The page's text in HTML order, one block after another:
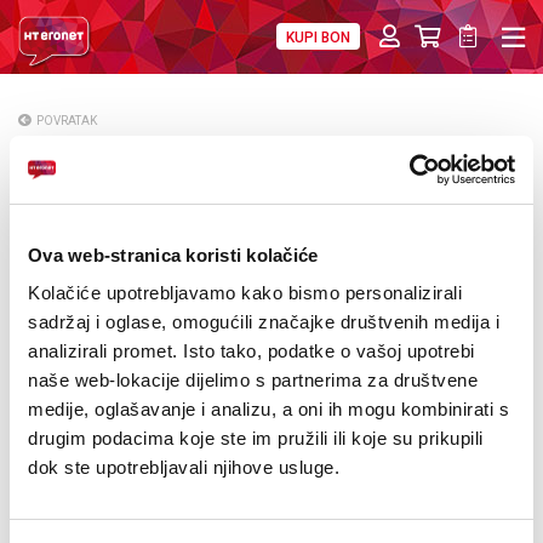
Ova web-stranica koristi kolačiće
Kolačiće upotrebljavamo kako bismo personalizirali
sadržaj i oglase, omogućili značajke društvenih medija i
analizirali promet. Isto tako, podatke o vašoj upotrebi
naše web-lokacije dijelimo s partnerima za društvene
medije, oglašavanje i analizu, a oni ih mogu kombinirati s
drugim podacima koje ste im pružili ili koje su prikupili
dok ste upotrebljavali njihove usluge.
KUPI BON
O NAMA
PRESS
NATJEČAJI
VELEPRODAJA
KONTAKTI
MOJ PROFIL
POVRATAK
Održana konstituirajuća sjednica
Nadzornog odbora HT-a Mostar